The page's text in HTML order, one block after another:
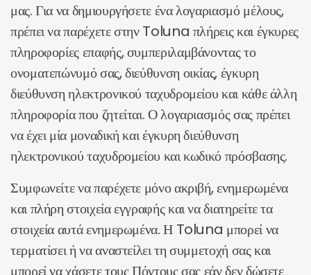
μας. Για να δημιουργήσετε ένα λογαριασμό μέλους,
πρέπει να παρέχετε στην Toluna πλήρεις και έγκυρες
πληροφορίες επαφής, συμπεριλαμβάνοντας το
ονοματεπώνυμό σας, διεύθυνση οικίας, έγκυρη
διεύθυνση ηλεκτρονικού ταχυδρομείου και κάθε άλλη
πληροφορία που ζητείται. Ο λογαριασμός σας πρέπει
να έχει μία μοναδική και έγκυρη διεύθυνση
ηλεκτρονικού ταχυδρομείου και κωδικό πρόσβασης.
Συμφωνείτε να παρέχετε μόνο ακριβή, ενημερωμένα
και πλήρη στοιχεία εγγραφής και να διατηρείτε τα
στοιχεία αυτά ενημερωμένα. Η Toluna μπορεί να
τερματίσει ή να αναστείλει τη συμμετοχή σας και
μπορεί να χάσετε τους Πόντους σας εάν δεν δώσετε